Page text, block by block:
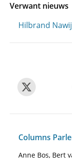
Verwant nieuws
Hilbrand
Columns
Anne Bos, Bert